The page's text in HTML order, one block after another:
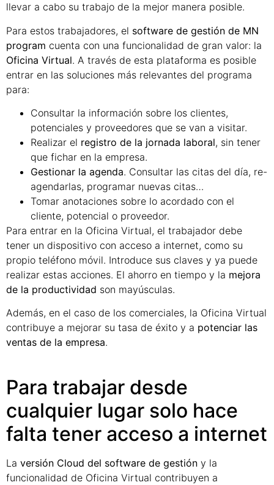
llevar a cabo su trabajo de la mejor manera posible.
Para estos trabajadores, el software de gestión de MN
program cuenta con una funcionalidad de gran valor: la
Oficina Virtual. A través de esta plataforma es posible
entrar en las soluciones más relevantes del programa
para:
Consultar la información sobre los clientes,
potenciales y proveedores que se van a visitar.
Realizar el registro de la jornada laboral, sin tener
que fichar en la empresa.
Gestionar la agenda. Consultar las citas del día, re-
agendarlas, programar nuevas citas…
Tomar anotaciones sobre lo acordado con el
cliente, potencial o proveedor.
Para entrar en la Oficina Virtual, el trabajador debe
tener un dispositivo con acceso a internet, como su
propio teléfono móvil. Introduce sus claves y ya puede
realizar estas acciones. El ahorro en tiempo y la mejora
de la productividad son mayúsculas.
Además, en el caso de los comerciales, la Oficina Virtual
contribuye a mejorar su tasa de éxito y a potenciar las
ventas de la empresa.
Para trabajar desde
cualquier lugar solo hace
falta tener acceso a internet
La versión Cloud del software de gestión y la
funcionalidad de Oficina Virtual contribuyen a